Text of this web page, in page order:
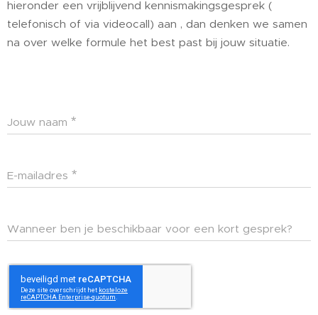
hieronder een vrijblijvend kennismakingsgesprek (
telefonisch of via videocall) aan , dan denken we samen
na over welke formule het best past bij jouw situatie.
Jouw naam
E-mailadres
Wanneer ben je beschikbaar voor een kort gesprek?